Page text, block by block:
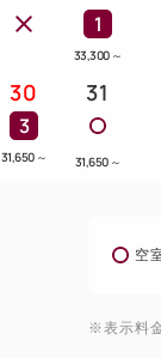
1
33,300 ～
30
3
31,650 ～
31
31,650 ～
空
※表示料